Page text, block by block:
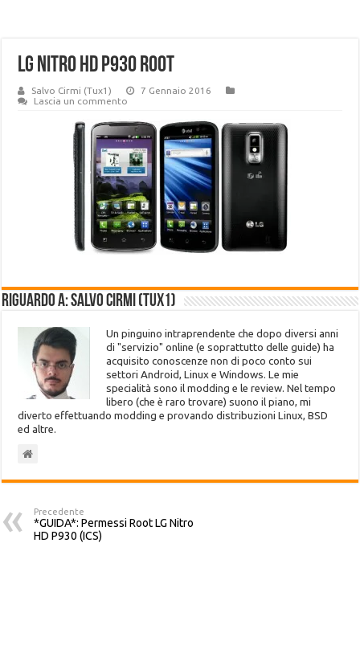
LG Nitro HD P930 root
Salvo Cirmi (Tux1)
7 Gennaio 2016
Lascia un commento
Riguardo a: Salvo Cirmi (Tux1)
Un pinguino intraprendente che dopo diversi anni
di "servizio" online (e soprattutto delle guide) ha
acquisito conoscenze non di poco conto sui
settori Android, Linux e Windows. Le mie
specialità sono il modding e le review. Nel tempo
libero (che è raro trovare) suono il piano, mi
diverto effettuando modding e provando distribuzioni Linux, BSD
ed altre.
Precedente
*GUIDA*: Permessi Root LG Nitro
HD P930 (ICS)